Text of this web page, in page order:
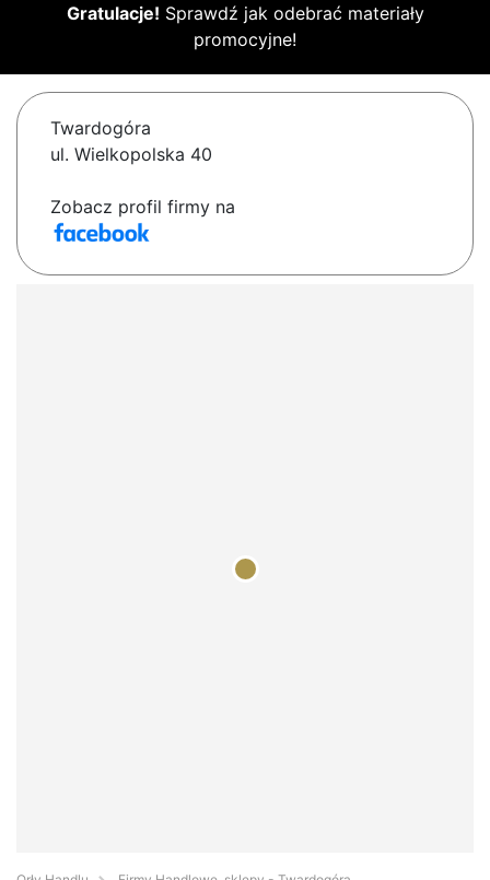
Gratulacje! Sprawdź jak odebrać materiały
promocyjne!
Twardogóra
ul. Wielkopolska 40
Zobacz profil firmy na